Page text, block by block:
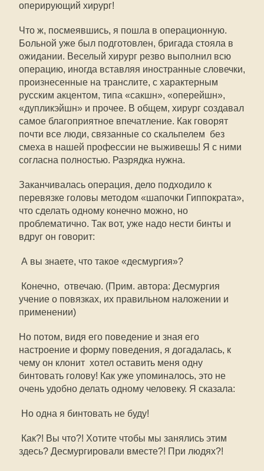
оперирующий хирург!
Что ж, посмеявшись, я пошла в операционную.
Больной уже был подготовлен, бригада стояла в
ожидании. Веселый хирург резво выполнил всю
операцию, иногда вставляя иностранные словечки,
произнесенные на транслите, с характерным
русским акцентом, типа «сакшн», «оперейшн»,
«дупликэйшн» и прочее. В общем, хирург создавал
самое благоприятное впечатление. Как говорят
почти все люди, связанные со скальпелем  без
смеха в нашей профессии не выживешь! Я с ними
согласна полностью. Разрядка нужна.
Заканчивалась операция, дело подходило к
перевязке головы методом «шапочки Гиппократа»,
что сделать одному конечно можно, но
проблематично. Так вот, уже надо нести бинты и
вдруг он говорит:
 А вы знаете, что такое «десмургия»?
 Конечно,  отвечаю. (Прим. автора: Десмургия 
учение о повязках, их правильном наложении и
применении)
Но потом, видя его поведение и зная его
настроение и форму поведения, я догадалась, к
чему он клонит  хотел оставить меня одну
бинтовать голову! Как уже упоминалось, это не
очень удобно делать одному человеку. Я сказала:
 Но одна я бинтовать не буду!
 Как?! Вы что?! Хотите чтобы мы занялись этим
здесь? Десмургировали вместе?! При людях?!